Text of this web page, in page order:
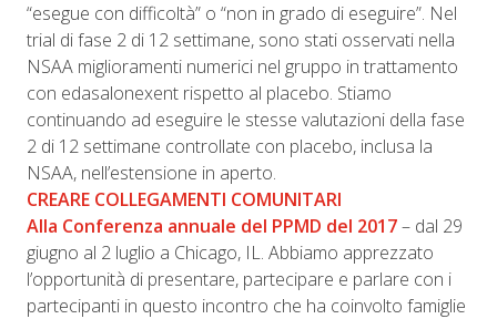
“esegue con difficoltà” o “non in grado di eseguire”. Nel
trial di fase 2 di 12 settimane, sono stati osservati nella
NSAA miglioramenti numerici nel gruppo in trattamento
con edasalonexent rispetto al placebo. Stiamo
continuando ad eseguire le stesse valutazioni della fase
2 di 12 settimane controllate con placebo, inclusa la
NSAA, nell’estensione in aperto.
CREARE COLLEGAMENTI COMUNITARI
Alla Conferenza annuale del PPMD del 2017– dal 29
giugno al 2 luglio a Chicago, IL. Abbiamo apprezzato
l’opportunità di presentare, partecipare e parlare con i
partecipanti in questo incontro che ha coinvolto famiglie